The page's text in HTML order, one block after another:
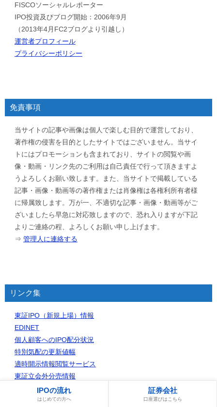
FISCOソーシャルレポーター
IPO投資及びブログ開始：2006年9月
（2013年4月FC2ブログより引越し）
運営者プロフィール
プライバシーポリシー
免責事項
当サイトの記事や画像は個人で楽しむ目的で運営しており、
著作権の侵害を目的としたサイトではございません。当サイ
トにはプロモーションも含まれており、サイトの閲覧や画
像・動画・リンク先のご利用は自己責任で行って頂きますよ
うよろしくお願い致します。また、当サイトで掲載している
記事・画像・動画等の著作権または肖像権は各権利所有者様
に帰属致します。万が一、不適切な記事・画像・動画等がご
ざいましたら早急に対応致しますので、恐れ入りますが下記
よりご連絡の程、よろしくお願い申し上げます。
⇒ 管理人に連絡する
リンク集
東証IPO（新規上場）情報
EDINET
個人顧客へのIPO配分状況
特別気配の更新値幅
適時開示情報閲覧サービス
東証立会外分売情報
日銀ETF買入結果速報
日々公表銘柄
IPOの流れ
はじめての方へ
証券会社
口座選びはこちら